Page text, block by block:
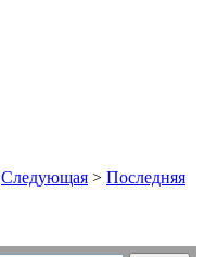
Следующая > Последняя